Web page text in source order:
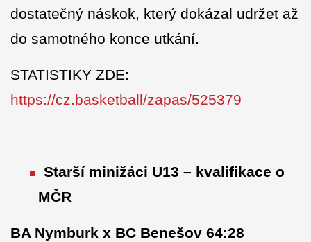
dostatečný náskok, který dokázal udržet až
do samotného konce utkání.
STATISTIKY ZDE:
https://cz.basketball/zapas/525379
Starší minižáci U13 – kvalifikace o
MČR
BA Nymburk x BC Benešov 64:28